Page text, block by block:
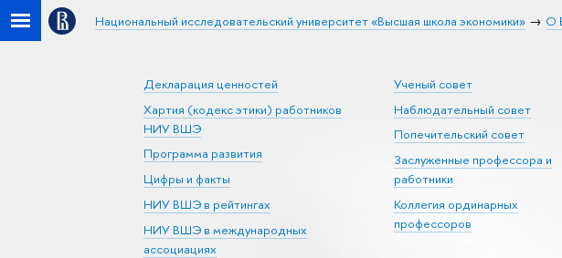
Национальный исследовательский университет «Высшая школа экономики» О
Декларация ценностей
Хартия (кодекс этики) работников
НИУ ВШЭ
Программа развития
Цифры и факты
НИУ ВШЭ в рейтингах
НИУ ВШЭ в международных
ассоциациях
Ученый совет
Наблюдательный совет
Попечительский совет
Заслуженные профессора и
работники
Коллегия ординарных
профессоров